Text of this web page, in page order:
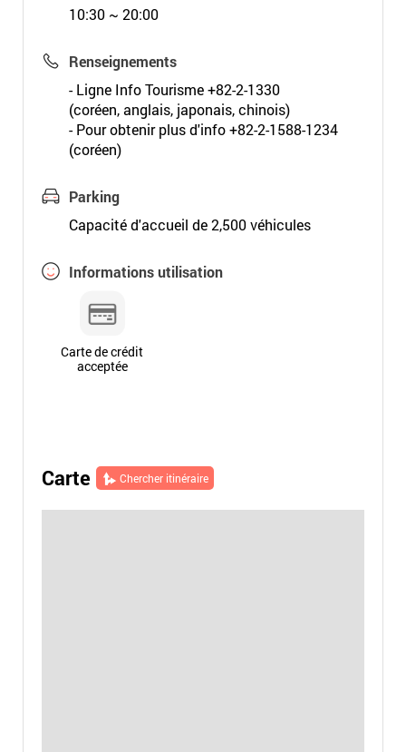
10:30 ~ 20:00
Renseignements
- Ligne Info Tourisme +82-2-1330
(coréen, anglais, japonais, chinois)
- Pour obtenir plus d'info +82-2-1588-1234
(coréen)
Parking
Capacité d'accueil de 2,500 véhicules
Informations utilisation
Carte de crédit
acceptée
Carte Chercher itinéraire